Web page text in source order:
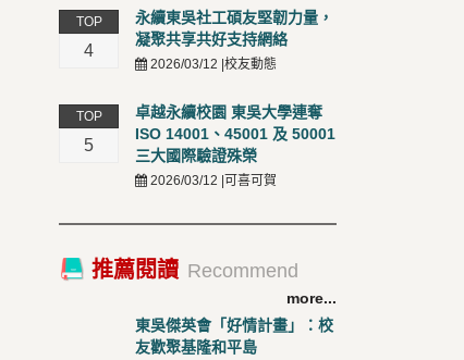
TOP
4
永續東吳社工碩友堅韌力量，
凝聚共享共好支持網絡
2026/03/12 |校友動態
TOP
5
卓越永續校園 東吳大學連奪
ISO 14001、45001 及 50001
三大國際驗證殊榮
2026/03/12 |可喜可賀
推薦閱讀 Recommend
more...
東吳傑英會「好情計畫」：校
友歡聚基隆和平島